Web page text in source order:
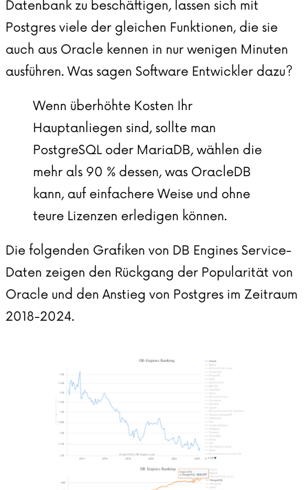
Datenbank zu beschäftigen, lassen sich mit
Postgres viele der gleichen Funktionen, die sie
auch aus Oracle kennen in nur wenigen Minuten
ausführen. Was sagen Software Entwickler dazu?
Wenn überhöhte Kosten Ihr
Hauptanliegen sind, sollte man
PostgreSQL oder MariaDB, wählen die
mehr als 90 % dessen, was OracleDB
kann, auf einfachere Weise und ohne
teure Lizenzen erledigen können.
Die folgenden Grafiken von DB Engines Service-
Daten zeigen den Rückgang der Popularität von
Oracle und den Anstieg von Postgres im Zeitraum
2018-2024.